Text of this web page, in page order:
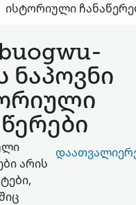
ისტორიული
ნაპოვნი
არის